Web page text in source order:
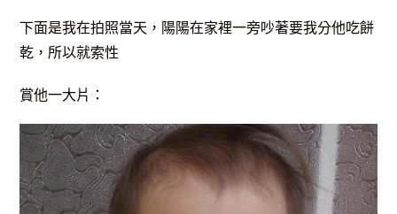
下面是我在拍照當天，陽陽在家裡一旁吵著要我分他吃餅
乾，所以就索性
賞他一大片：